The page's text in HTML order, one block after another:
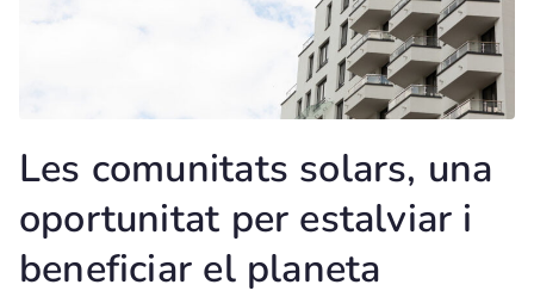
Les comunitats solars, una
oportunitat per estalviar i
beneficiar el planeta